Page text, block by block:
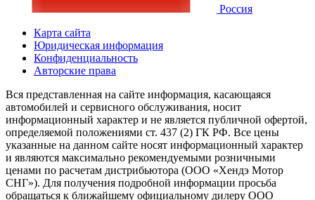
Россия
Карта сайта
Юридическая информация
Конфиденциальность
Авторские права
Вся представленная на сайте информация, касающаяся
автомобилей и сервисного обслуживания, носит
информационный характер и не является публичной офертой,
определяемой положениями ст. 437 (2) ГК РФ. Все цены
указанные на данном сайте носят информационный характер
и являются максимально рекомендуемыми розничными
ценами по расчетам дистрибьютора (ООО «Хендэ Мотор
СНГ»). Для получения подробной информации просьба
обращаться к ближайшему официальному дилеру ООО